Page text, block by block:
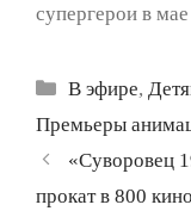
супергерои в
Рубрики
В эфире,
Премьеры
Навигация
«Суворовец
прокат в 800